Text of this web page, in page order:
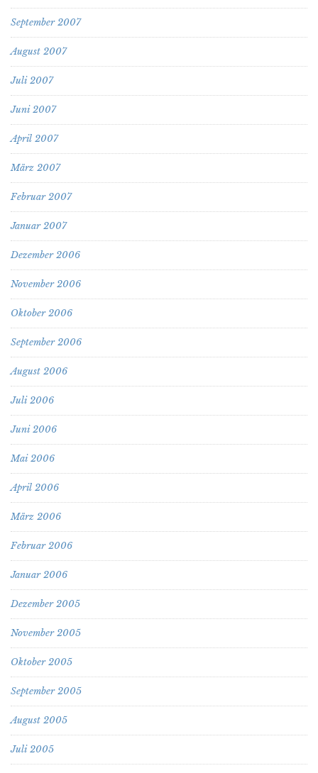
September 2007
August 2007
Juli 2007
Juni 2007
April 2007
März 2007
Februar 2007
Januar 2007
Dezember 2006
November 2006
Oktober 2006
September 2006
August 2006
Juli 2006
Juni 2006
Mai 2006
April 2006
März 2006
Februar 2006
Januar 2006
Dezember 2005
November 2005
Oktober 2005
September 2005
August 2005
Juli 2005